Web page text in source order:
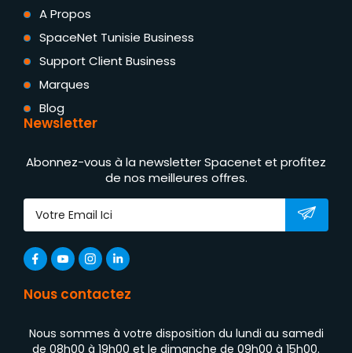
A Propos
SpaceNet Tunisie Business
Support Client Business
Marques
Blog
Newsletter
Abonnez-vous à la newsletter Spacenet et profitez
de nos meilleures offres.
Nous contactez
Nous sommes à votre disposition du lundi au samedi
de 08h00 à 19h00 et le dimanche de 09h00 à 15h00.